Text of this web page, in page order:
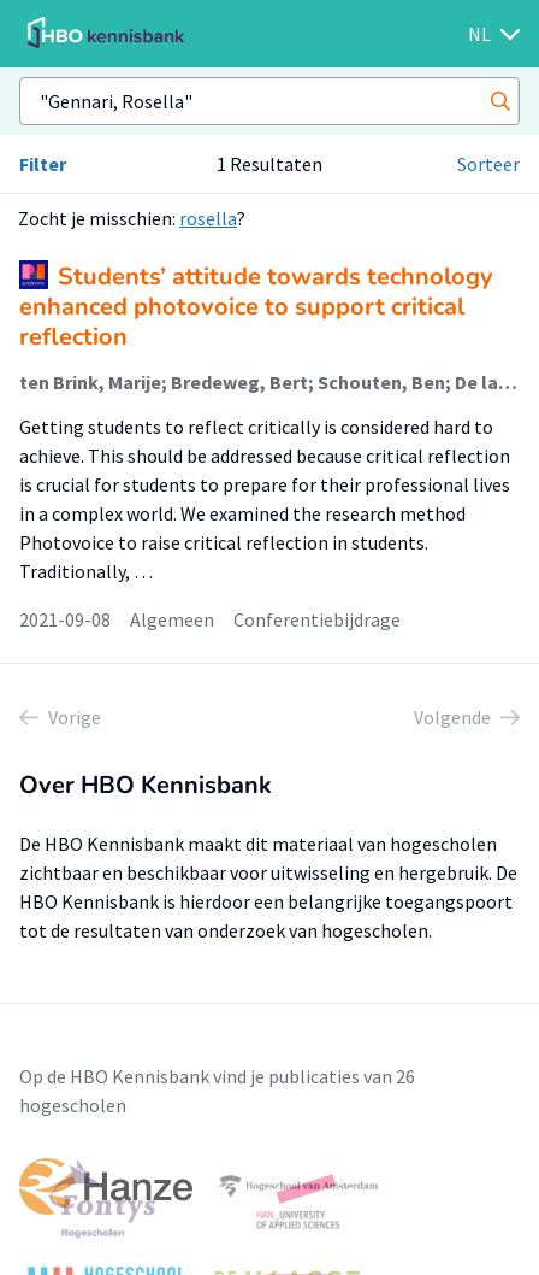
NL
Filter 1 Resultaten Sorteer
Zocht je misschien: rosella?
Students’ attitude towards technology
enhanced photovoice to support critical
reflection
ten Brink, Marije; Bredeweg, Bert; Schouten, Ben; De la Prieta, Fernando; Gennari, Rosella; Temperini, Marco; Di Mascio, Tania; Vittorini, Pierpaolo; Kubincova, Zuzana; Popescu, Elvira; Rua Carneiro, Davide; Lancia, Loreto; Addone, Agnese
Getting students to reflect critically is considered hard to
achieve. This should be addressed because critical reflection
is crucial for students to prepare for their professional lives
in a complex world. We examined the research method
Photovoice to raise critical reflection in students.
Traditionally, …
2021-09-08
Algemeen Conferentiebijdrage
Vorige Volgende
Over HBO Kennisbank
De HBO Kennisbank maakt dit materiaal van hogescholen
zichtbaar en beschikbaar voor uitwisseling en hergebruik. De
HBO Kennisbank is hierdoor een belangrijke toegangspoort
tot de resultaten van onderzoek van hogescholen.
Op de HBO Kennisbank vind je publicaties van 26
hogescholen